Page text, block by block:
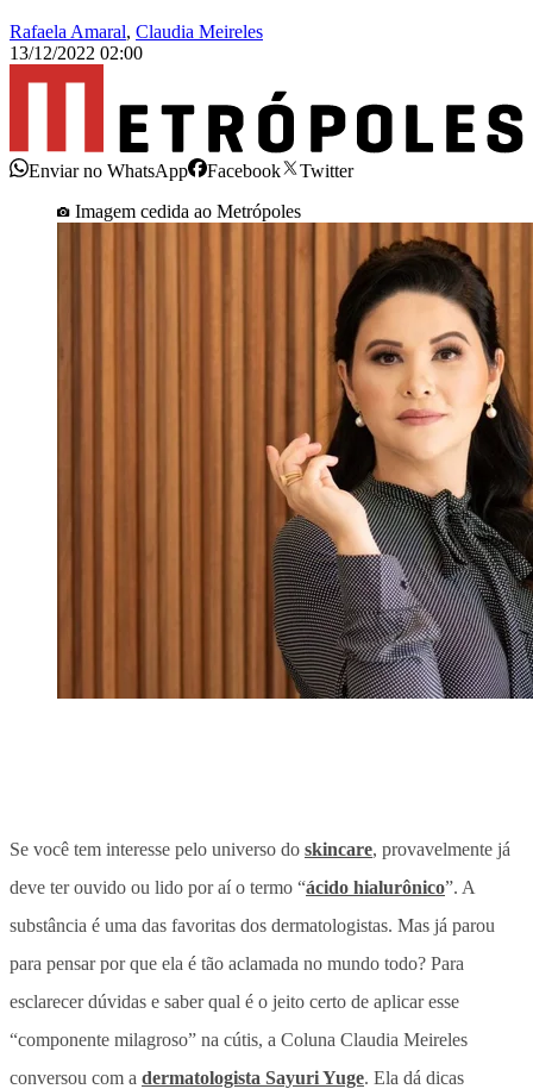
Rafaela Amaral, Claudia Meireles
13/12/2022 02:00
Enviar no WhatsApp Facebook
Twitter
Imagem cedida ao Metrópoles
Se você tem interesse pelo universo do skincare, provavelmente já
deve ter ouvido ou lido por aí o termo “ácido hialurônico”. A
substância é uma das favoritas dos dermatologistas. Mas já parou
para pensar por que ela é tão aclamada no mundo todo? Para
esclarecer dúvidas e saber qual é o jeito certo de aplicar esse
“componente milagroso” na cútis, a Coluna Claudia Meireles
conversou com a dermatologista Sayuri Yuge. Ela dá dicas